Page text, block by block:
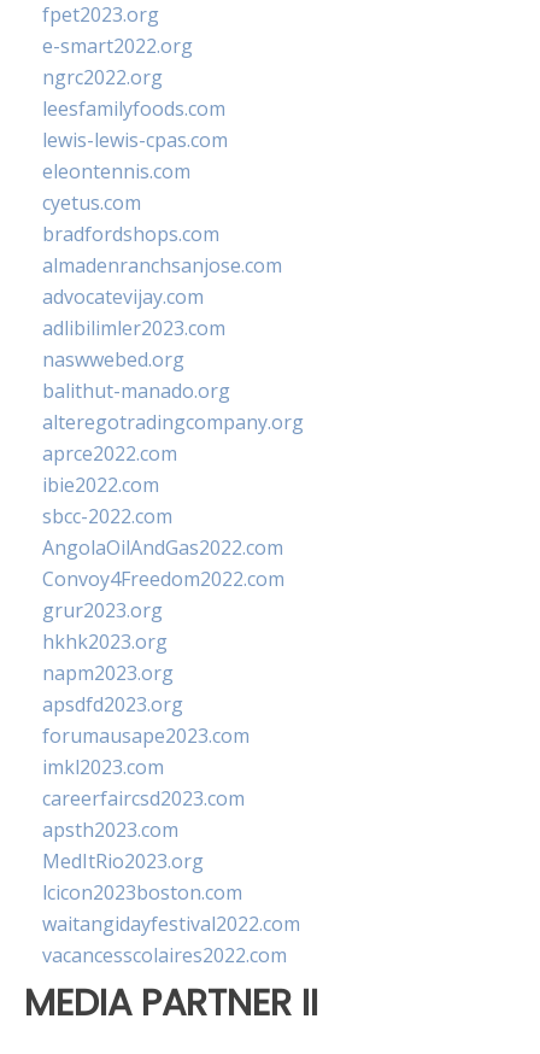
fpet2023.org
e-smart2022.org
ngrc2022.org
leesfamilyfoods.com
lewis-lewis-cpas.com
eleontennis.com
cyetus.com
bradfordshops.com
almadenranchsanjose.com
advocatevijay.com
adlibilimler2023.com
naswwebed.org
balithut-manado.org
alteregotradingcompany.org
aprce2022.com
ibie2022.com
sbcc-2022.com
AngolaOilAndGas2022.com
Convoy4Freedom2022.com
grur2023.org
hkhk2023.org
napm2023.org
apsdfd2023.org
forumausape2023.com
imkl2023.com
careerfaircsd2023.com
apsth2023.com
MedItRio2023.org
lcicon2023boston.com
waitangidayfestival2022.com
vacancesscolaires2022.com
MEDIA PARTNER II